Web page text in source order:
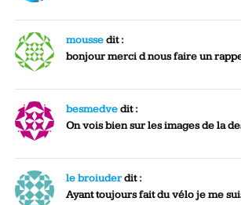
moussedit :
bonjour merci d nous faire un
besmedvedit :
On vois bien sur les images de la
le broiuderdit :
Ayant toujours fait du vélo je me